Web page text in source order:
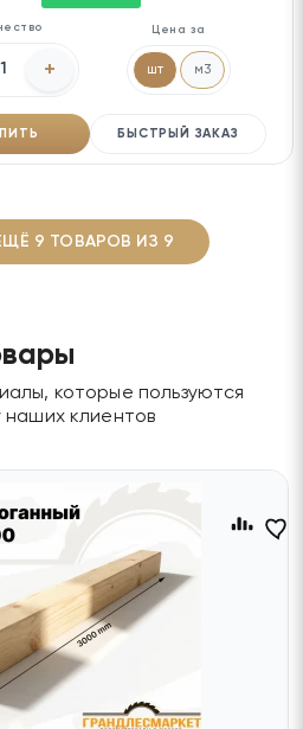
+
Цена за
шт м3
БЫСТРЫЙ ЗАКАЗ
9 ТОВАРОВ ИЗ 9
которые пользуются
клиентов